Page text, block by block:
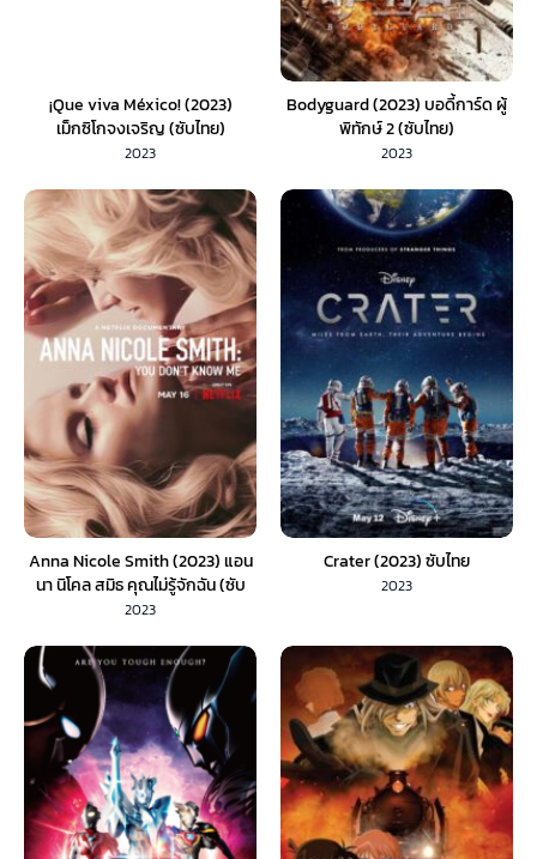
¡Que viva México! (2023)
เม็กซิโกจงเจริญ (ซับไทย)
2023
Bodyguard (2023) บอดี้การ์ด ผู้
พิทักษ์ 2 (ซับไทย)
2023
Anna Nicole Smith (2023) แอน
นา นิโคล สมิธ คุณไม่รู้จักฉัน (ซับ
ไทย)
2023
Crater (2023) ซับไทย
2023